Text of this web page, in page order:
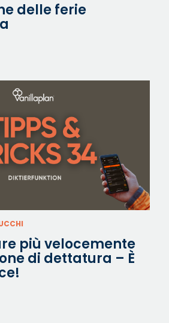
delle ferie
più velocemente
di dettatura – È